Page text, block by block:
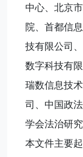
中心、北京
院、首都信
技有限公司
数字科技有
瑞数信息技
司、中国政
学会法治研究
本文件主要